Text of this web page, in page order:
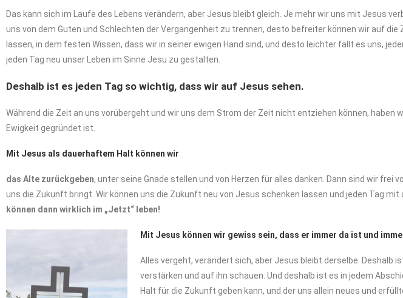
Das kann sich im Laufe des Lebens verändern, aber Jesus bleibt gleich. Je mehr wir uns mit Jesus
uns von dem Guten und Schlechten der Vergangenheit zu trennen, desto befreiter können wir auf
lassen, in dem festen Wissen, dass wir in seiner ewigen Hand sind, und desto leichter fällt es uns,
jeden Tag neu unser Leben im Sinne Jesu zu gestalten.
Deshalb ist es jeden Tag so wichtig, dass wir auf Jesus sehen.
Während die Zeit an uns vorübergeht und wir uns dem Strom der Zeit nicht entziehen können, haben
Ewigkeit gegründet ist.
Mit Jesus als dauerhaftem Halt können wir
das Alte zurückgeben, unter seine Gnade stellen und von Herzen für alles danken. Dann sind wir
uns die Zukunft bringt. Wir können uns die Zukunft neu von Jesus schenken lassen und jeden Tag
können dann wirklich im „Jetzt“ leben!
Mit Jesus können wir gewiss sein, dass er immer da ist und
Alles vergeht, verändert sich, aber Jesus bleibt derselbe. Deshalb
verstärken und auf ihn schauen. Und deshalb ist es in jedem
Halt für die Zukunft geben kann, und der uns allein neues und